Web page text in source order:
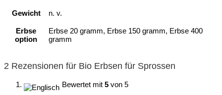
Gewicht n. v.
Erbse
option
Erbse 20 gramm, Erbse 150 gramm, Erbse 400
gramm
2 Rezensionen für Bio Erbsen für Sprossen
Bewertet mit 5 von 5